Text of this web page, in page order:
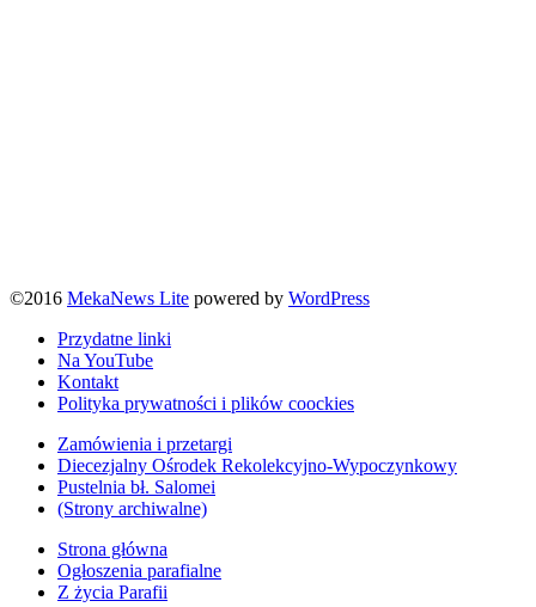
©2016 MekaNews Lite powered by WordPress
Przydatne linki
Na YouTube
Kontakt
Polityka prywatności i plików coockies
Zamówienia i przetargi
Diecezjalny Ośrodek Rekolekcyjno-Wypoczynkowy
Pustelnia bł. Salomei
(Strony archiwalne)
Strona główna
Ogłoszenia parafialne
Z życia Parafii